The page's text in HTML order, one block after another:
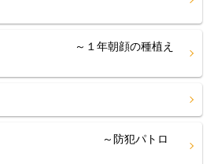
♪ ～１年朝顔の種植え
ね！ ～防犯パトロ